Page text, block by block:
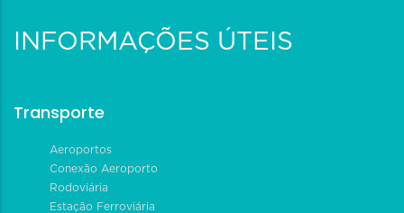
INFORMAÇÕES ÚTEIS
Transporte
Aeroportos
Conexão Aeroporto
Rodoviária
Estação Ferroviária